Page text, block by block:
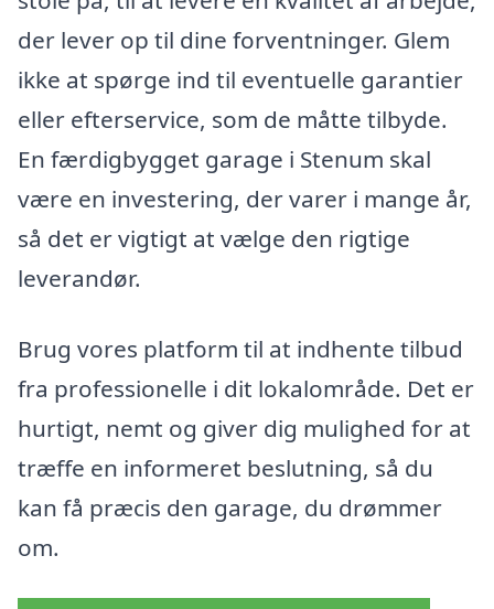
der lever op til dine forventninger. Glem
ikke at spørge ind til eventuelle garantier
eller efterservice, som de måtte tilbyde.
En færdigbygget garage i Stenum skal
være en investering, der varer i mange år,
så det er vigtigt at vælge den rigtige
leverandør.
Brug vores platform til at indhente tilbud
fra professionelle i dit lokalområde. Det er
hurtigt, nemt og giver dig mulighed for at
træffe en informeret beslutning, så du
kan få præcis den garage, du drømmer
om.